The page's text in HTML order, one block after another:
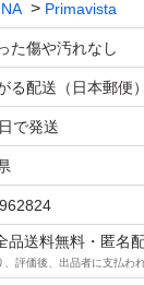
Primavista
た傷や汚れなし
る配送（日本郵便）
で発送
品送料無料・匿名
、評価後、出品者に支払わ